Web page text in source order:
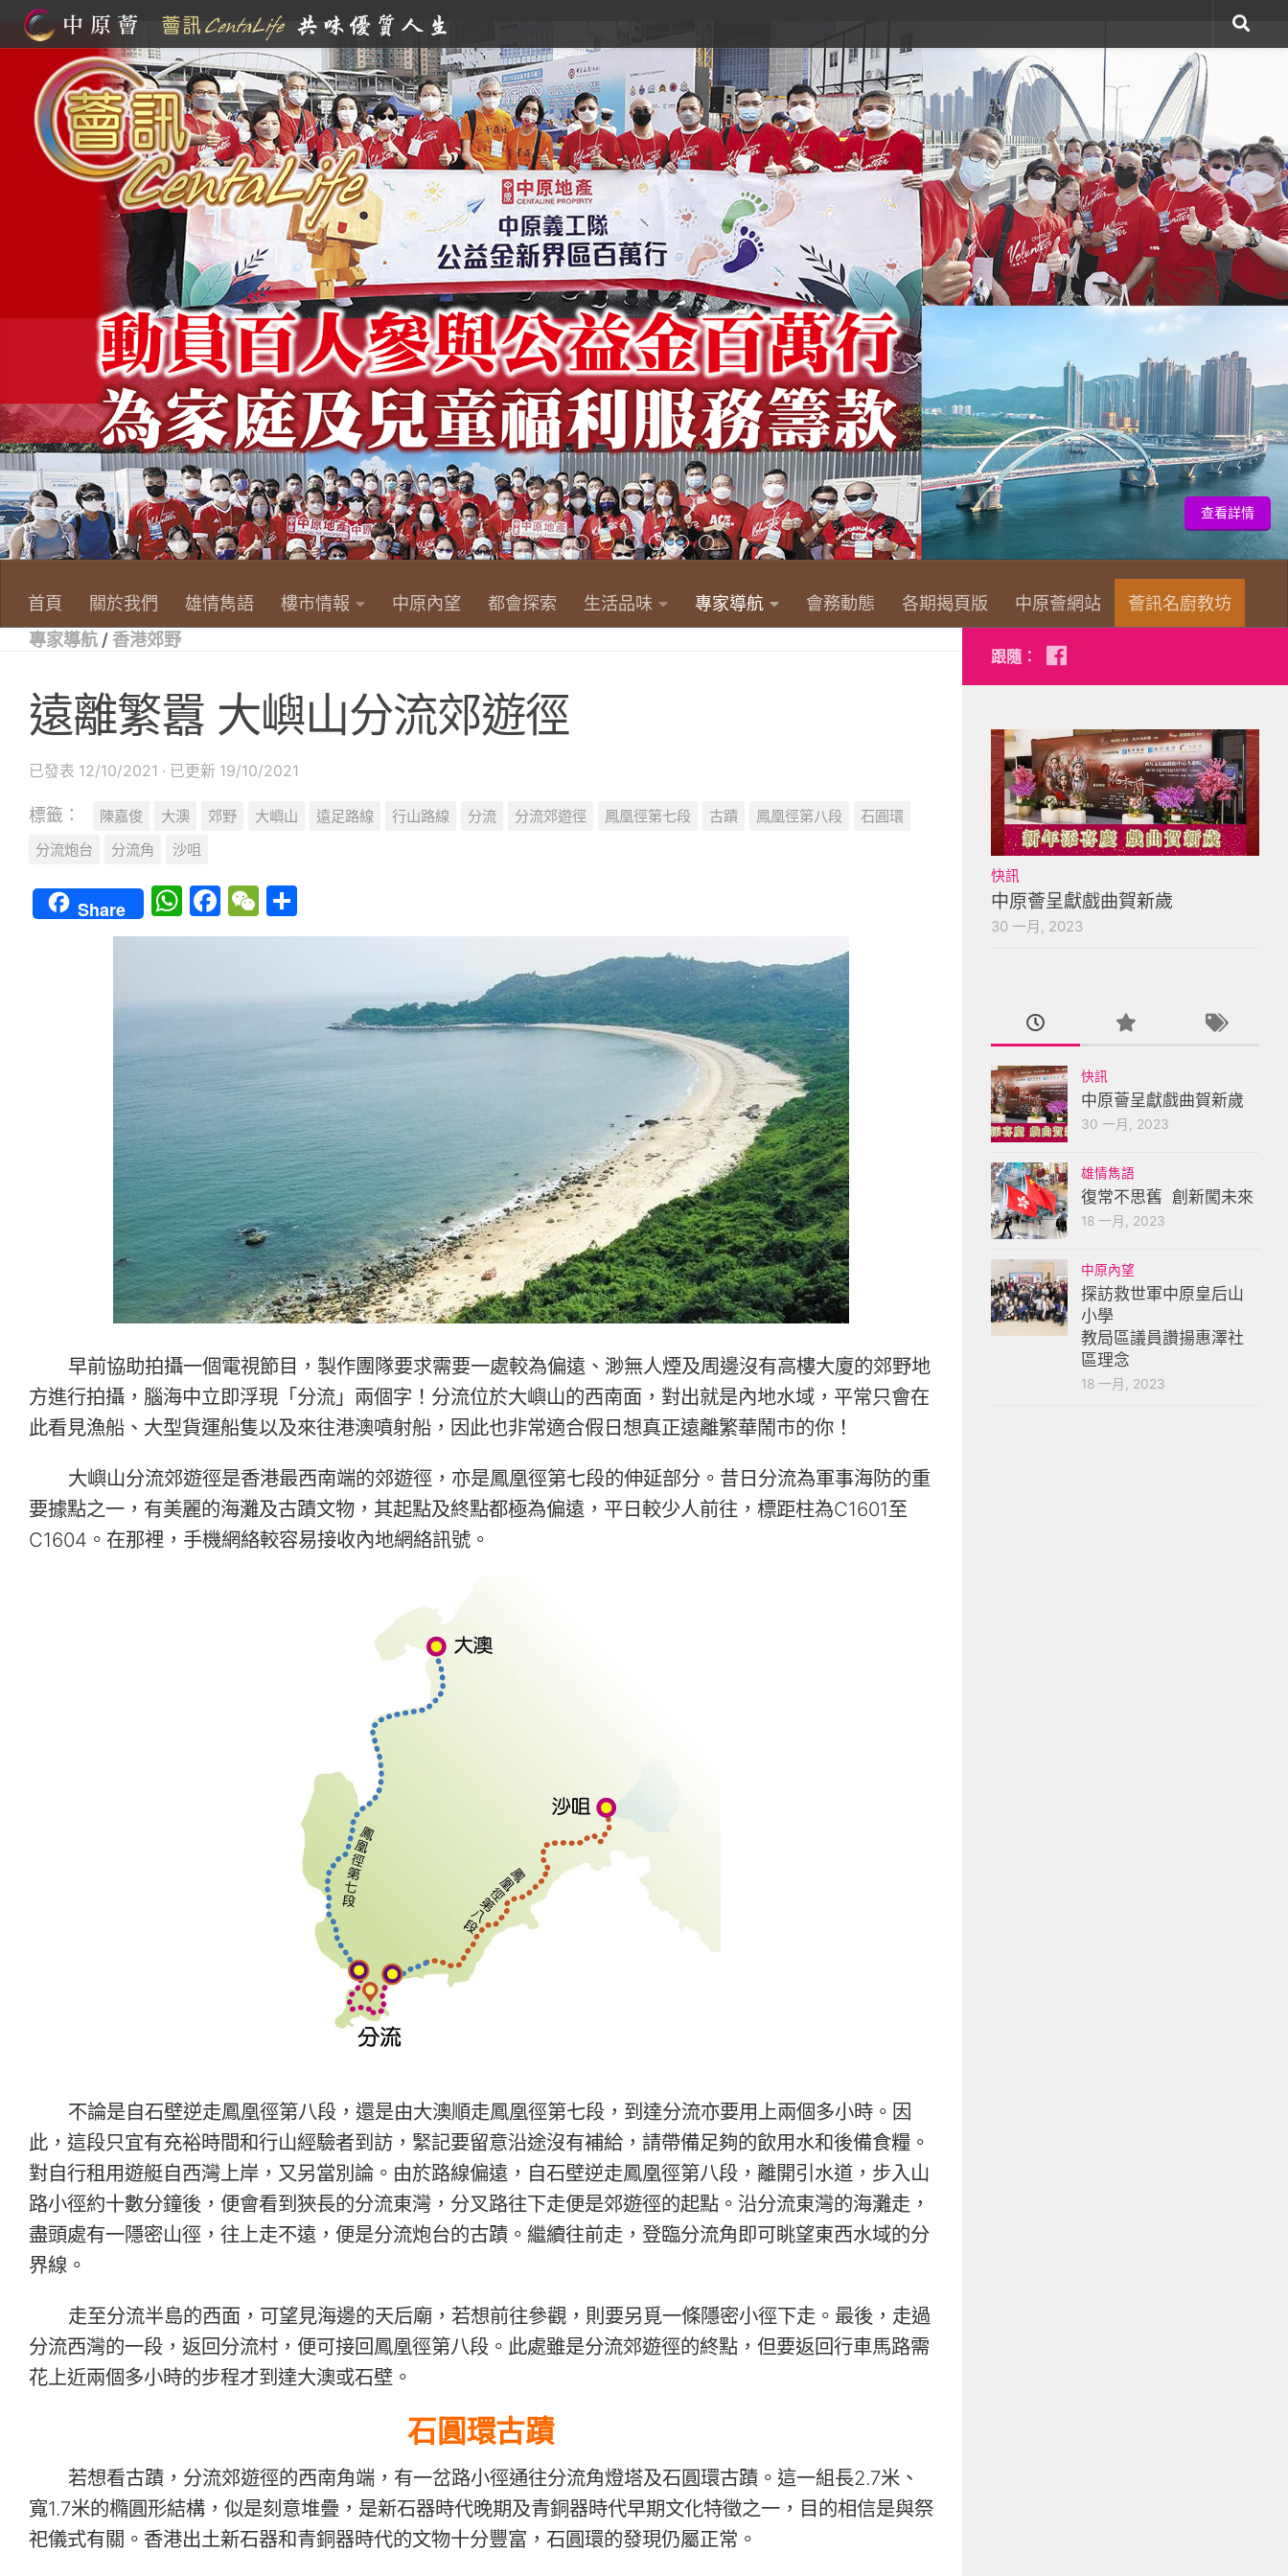
查看詳情
首頁 關於我們 雄情雋語 樓市情報 中原內望 都會探索 生活品味 專家導航 會務動態 各期揭頁版 中原薈網站
薈訊名廚教坊
專家導航 /香港郊野
遠離繁囂 大嶼山分流郊遊徑
已發表 12/10/2021 · 已更新 19/10/2021
標籤： 陳嘉俊 大澳 郊野 大嶼山 遠足路線 行山路線 分流 分流郊遊徑 鳳凰徑第七段 古蹟 鳳凰徑第八段
石圓環
分流炮台
分流角 沙咀
Share WhatsApp
Facebook
WeChat
早前協助拍攝一個電視節目，製作團隊要求需要一處較為偏遠、渺無人煙及周邊沒有高樓大廈的郊野地
方進行拍攝，腦海中立即浮現「分流」兩個字！分流位於大嶼山的西南面，對出就是內地水域，平常只會在
此看見漁船、大型貨運船隻以及來往港澳噴射船，因此也非常適合假日想真正遠離繁華鬧市的你！
大嶼山分流郊遊徑是香港最西南端的郊遊徑，亦是鳳凰徑第七段的伸延部分。昔日分流為軍事海防的重
要據點之一，有美麗的海灘及古蹟文物，其起點及終點都極為偏遠，平日較少人前往，標距柱為C1601至
C1604。在那裡，手機網絡較容易接收內地網絡訊號。
不論是自石壁逆走鳳凰徑第八段，還是由大澳順走鳳凰徑第七段，到達分流亦要用上兩個多小時。因
此，這段只宜有充裕時間和行山經驗者到訪，緊記要留意沿途沒有補給，請帶備足夠的飲用水和後備食糧。
對自行租用遊艇自西灣上岸，又另當別論。由於路線偏遠，自石壁逆走鳳凰徑第八段，離開引水道，步入山
路小徑約十數分鐘後，便會看到狹長的分流東灣，分叉路往下走便是郊遊徑的起點。沿分流東灣的海灘走，
盡頭處有一隱密山徑，往上走不遠，便是分流炮台的古蹟。繼續往前走，登臨分流角即可眺望東西水域的分
界線。
走至分流半島的西面，可望見海邊的天后廟，若想前往參觀，則要另覓一條隱密小徑下走。最後，走過
分流西灣的一段，返回分流村，便可接回鳳凰徑第八段。此處雖是分流郊遊徑的終點，但要返回行車馬路需
花上近兩個多小時的步程才到達大澳或石壁。
石圓環古蹟
若想看古蹟，分流郊遊徑的西南角端，有一岔路小徑通往分流角燈塔及石圓環古蹟。這一組長2.7米、
寬1.7米的橢圓形結構，似是刻意堆疊，是新石器時代晚期及青銅器時代早期文化特徵之一，目的相信是與祭
祀儀式有關。香港出土新石器和青銅器時代的文物十分豐富，石圓環的發現仍屬正常。
跟隨：
快訊
中原薈呈獻戲曲賀新歲
30 一月, 2023
快訊
中原薈呈獻戲曲賀新歲
30 一月, 2023
雄情雋語
復常不思舊 創新闖未來
18 一月, 2023
中原內望
探訪救世軍中原皇后山
小學
教局區議員讚揚惠澤社
區理念
18 一月, 2023